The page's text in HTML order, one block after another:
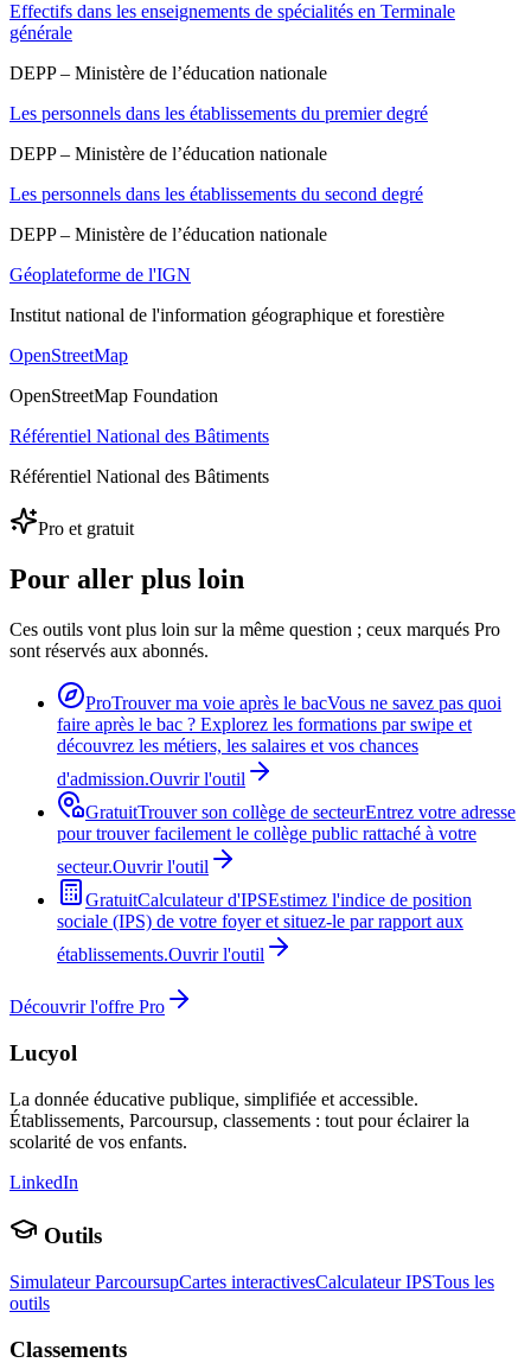
Effectifs dans les enseignements de spécialités en Terminale
générale
DEPP – Ministère de l’éducation nationale
Les personnels dans les établissements du premier degré
DEPP – Ministère de l’éducation nationale
Les personnels dans les établissements du second degré
DEPP – Ministère de l’éducation nationale
Géoplateforme de l'IGN
Institut national de l'information géographique et forestière
OpenStreetMap
OpenStreetMap Foundation
Référentiel National des Bâtiments
Référentiel National des Bâtiments
Pro et gratuit
Pour aller plus loin
Ces outils vont plus loin sur la même question ; ceux marqués Pro
sont réservés aux abonnés.
ProTrouver ma voie après le bacVous ne savez pas quoi
faire après le bac ? Explorez les formations par swipe et
découvrez les métiers, les salaires et vos chances
d'admission.Ouvrir l'outil
GratuitTrouver son collège de secteurEntrez votre adresse
pour trouver facilement le collège public rattaché à votre
secteur.Ouvrir l'outil
GratuitCalculateur d'IPSEstimez l'indice de position
sociale (IPS) de votre foyer et situez-le par rapport aux
établissements.Ouvrir l'outil
Découvrir l'offre Pro
Lucyol
La donnée éducative publique, simplifiée et accessible.
Établissements, Parcoursup, classements : tout pour éclairer la
scolarité de vos enfants.
LinkedIn
Outils
Simulateur ParcoursupCartes interactivesCalculateur IPSTous les
outils
Classements